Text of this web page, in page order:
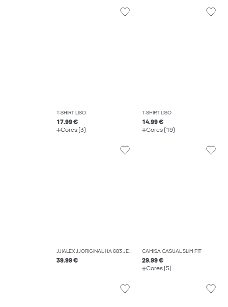
T-SHIRT LISO
17.99 €
Cores (3)
T-SHIRT LISO
14.99 €
Cores (19)
JJIALEX JJORIGINAL HA 683 JEANS BAGGY FIT
39.99 €
CAMISA CASUAL SLIM FIT
29.99 €
Cores (5)